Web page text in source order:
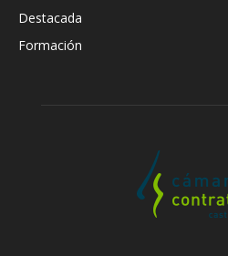
Destacada
Formación